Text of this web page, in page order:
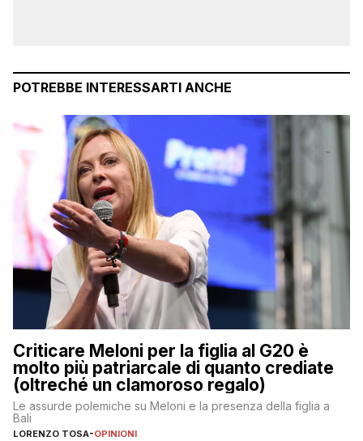
POTREBBE INTERESSARTI ANCHE
Criticare Meloni per la figlia al G20 è
molto più patriarcale di quanto crediate
(oltreché un clamoroso regalo)
Le assurde polemiche su Meloni e la presenza della figlia a
Bali
LORENZO TOSA-OPINIONI